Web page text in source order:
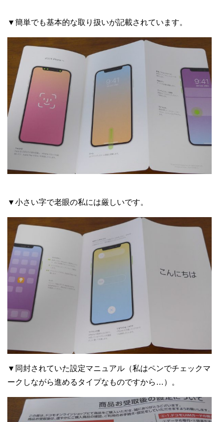
▼簡単でも基本的な取り扱いが記載されています。
▼小さい字で老眼の私には厳しいです。
▼同封されていた設定マニュアル（私はペンでチェックマ
ークしながら進めるタイプなものですから…）。